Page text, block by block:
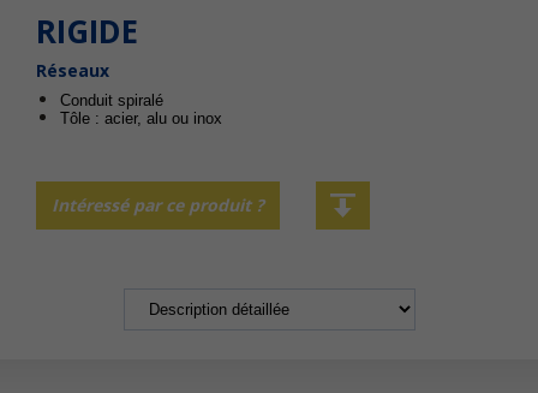
RIGIDE
Réseaux
Conduit spiralé
Tôle : acier, alu ou inox
Intéressé par ce produit ?